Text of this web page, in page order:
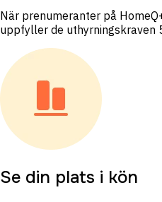
När prenumeranter på
uppfyller de uthyrningskraven
Se din plats i kön